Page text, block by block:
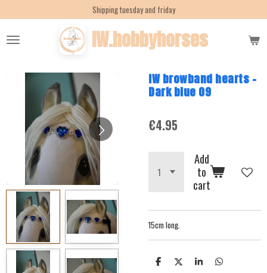
main
IW.hobbyhorses
Shipping tuesday and friday
IW browband hearts -
Dark blue 09
€4.95
Add
to
cart
15cm long.
S S S S